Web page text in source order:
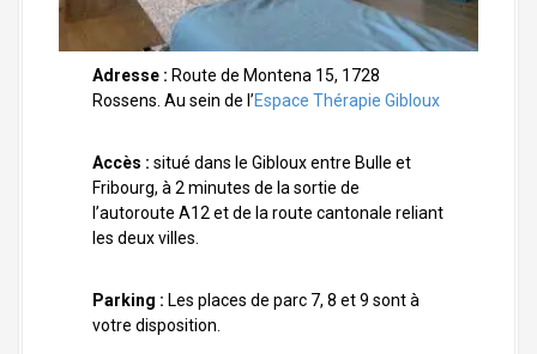
Adresse : Route de Montena 15, 1728
Rossens. Au sein de l’Espace Thérapie Gibloux
Accès : situé dans le Gibloux entre Bulle et
Fribourg, à 2 minutes de la sortie de
l’autoroute A12 et de la route cantonale reliant
les deux villes.
Parking : Les places de parc 7, 8 et 9 sont à
votre disposition.